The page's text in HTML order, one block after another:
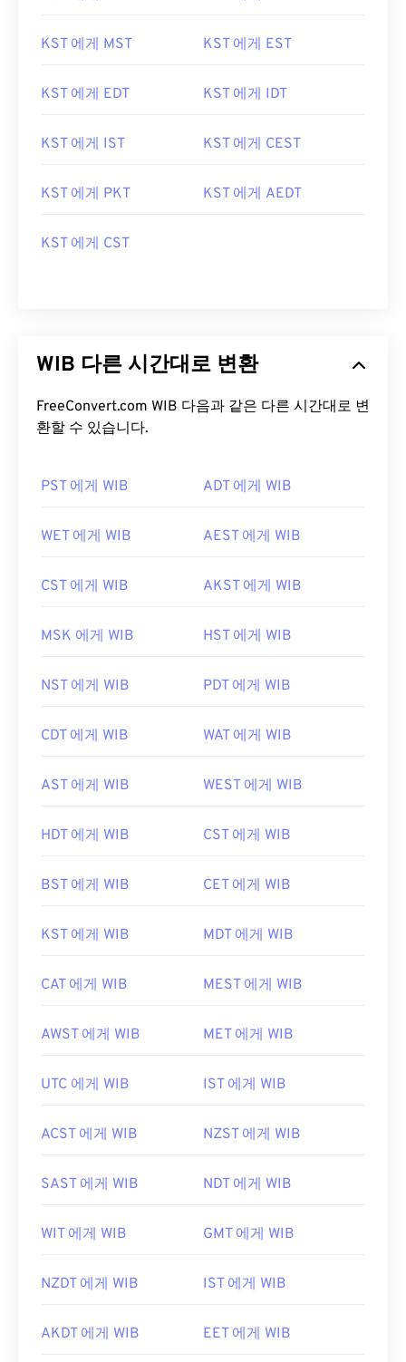
KST 에게 MST KST 에게 EST
KST 에게 EDT KST 에게 IDT
KST 에게 IST KST 에게 CEST
KST 에게 PKT KST 에게 AEDT
KST 에게 CST
WIB 다른 시간대로 변환
FreeConvert.com WIB 다음과 같은 다른 시간대로 변
환할 수 있습니다.
PST 에게 WIB ADT 에게 WIB
WET 에게 WIB AEST 에게 WIB
CST 에게 WIB AKST 에게 WIB
MSK 에게 WIB HST 에게 WIB
NST 에게 WIB PDT 에게 WIB
CDT 에게 WIB WAT 에게 WIB
AST 에게 WIB WEST 에게 WIB
HDT 에게 WIB CST 에게 WIB
BST 에게 WIB CET 에게 WIB
KST 에게 WIB MDT 에게 WIB
CAT 에게 WIB MEST 에게 WIB
AWST 에게 WIB MET 에게 WIB
UTC 에게 WIB IST 에게 WIB
ACST 에게 WIB NZST 에게 WIB
SAST 에게 WIB NDT 에게 WIB
WIT 에게 WIB GMT 에게 WIB
NZDT 에게 WIB IST 에게 WIB
AKDT 에게 WIB EET 에게 WIB